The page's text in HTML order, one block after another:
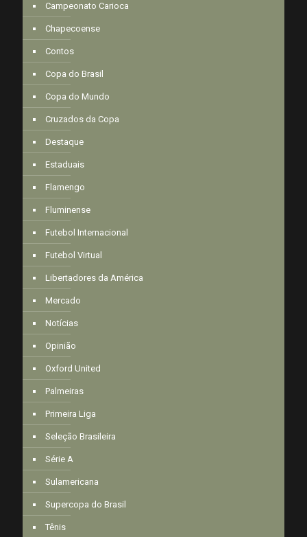
Campeonato Carioca
Chapecoense
Contos
Copa do Brasil
Copa do Mundo
Cruzados da Copa
Destaque
Estaduais
Flamengo
Fluminense
Futebol Internacional
Futebol Virtual
Libertadores da América
Mercado
Notícias
Opinião
Oxford United
Palmeiras
Primeira Liga
Seleção Brasileira
Série A
Sulamericana
Supercopa do Brasil
Tênis